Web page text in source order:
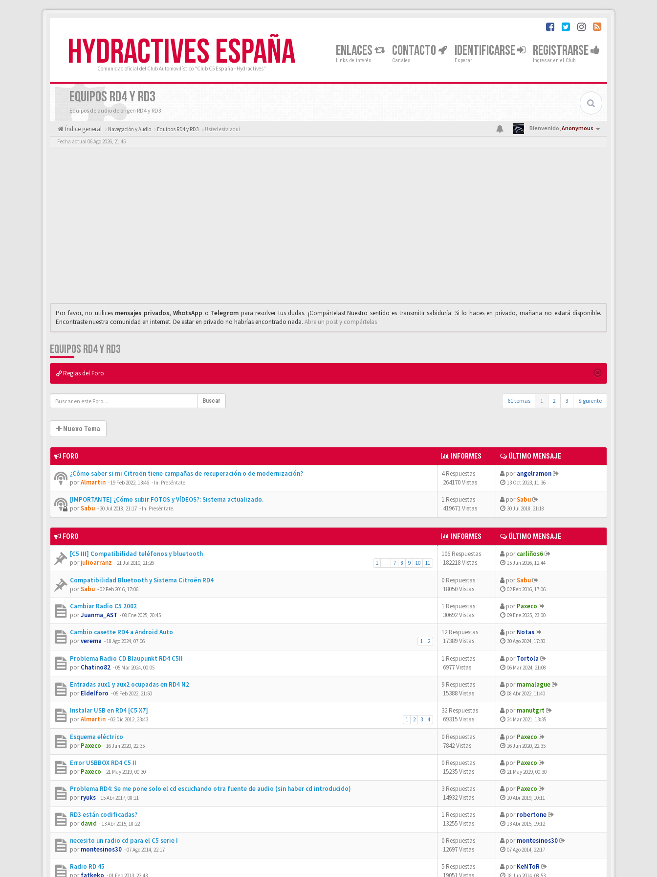
HYDRACTIVES ESPAÑA
Comunidad oficial del Club Automovilístico "Club C5 España - Hydractives"
ENLACES
Links de interés
CONTACTO
Canales
IDENTIFICARSE
Esperar
REGISTRARSE
Ingresar en el Club
EQUIPOS RD4 Y RD3
Equipos de audio de origen RD4 y RD3
Índice general Navegación y Audio Equipos RD4 y RD3 « Usted esta aquí Bienvenido,Anonymous
Fecha actual 06 Ago 2026, 21:45
Por favor, no utilices mensajes privados,WhαtsApp o Telegrαm para resolver tus dudas. ¡Compártelas! Nuestro sentido es transmitir sabiduría. Si lo haces en privado, mañana no estará disponible.
Encontraste nuestra comunidad en internet. De estar en privado no habrías encontrado nada. Abre un post y compártelas
EQUIPOS RD4 Y RD3
Reglas del Foro
Buscar 61 temas 1 2 3 Siguiente
Nuevo Tema
FORO INFORMES ÚLTIMO MENSAJE
¿Cómo saber si mi Citroën tiene campañas de recuperación o de modernización?
porAlmartin -19 Feb 2022, 13:46 - In: Preséntate.
4 Respuestas
264170 Vistas
porangelramon
13 Oct 2023, 11:36
[IMPORTANTE] ¿Cómo subir FOTOS y VÍDEOS?: Sistema actualizado.
porSabu - 30 Jul 2018, 21:17 - In: Preséntate.
1 Respuestas
419671 Vistas
porSabu
30 Jul 2018, 21:18
FORO INFORMES ÚLTIMO MENSAJE
[C5 III] Compatibilidad teléfonos y bluetooth
1 … 7 8 9 10 11
porjulioarranz -21 Jul 2010, 21:26
106 Respuestas
182218 Vistas
porcarliños6
15 Jun 2016, 12:44
Compatibilidad Bluetooth y Sistema Citroën RD4
porSabu -02 Feb 2016, 17:06
0 Respuestas
18050 Vistas
porSabu
02 Feb 2016, 17:06
Cambiar Radio C5 2002
porJuanma_AST -08 Ene 2025, 20:45
1 Respuestas
30692 Vistas
porPaxeco
09 Ene 2025, 23:00
Cambio casette RD4 a Android Auto
1 2
porverema -18 Ago 2024, 07:06
12 Respuestas
17389 Vistas
porNotas
30 Ago 2024, 17:30
Problema Radio CD Blaupunkt RD4 C5II
porChatino82 -05 Mar 2024, 00:05
1 Respuestas
6977 Vistas
porTortola
06 Mar 2024, 21:08
Entradas aux1 y aux2 ocupadas en RD4 N2
porEldelforo -05 Feb 2022, 21:50
9 Respuestas
15388 Vistas
pormamalague
08 Abr 2022, 11:40
Instalar USB en RD4 [C5 X7]
1 2 3 4
porAlmartin -02 Dic 2012, 23:43
32 Respuestas
69315 Vistas
pormanutgrt
24 Mar 2021, 13:35
Esquema eléctrico
porPaxeco -16 Jun 2020, 22:35
0 Respuestas
7842 Vistas
porPaxeco
16 Jun 2020, 22:35
Error USBBOX RD4 C5 II
porPaxeco -21 May 2019, 00:30
0 Respuestas
15235 Vistas
porPaxeco
21 May 2019, 00:30
Problema RD4: Se me pone solo el cd escuchando otra fuente de audio (sin haber cd introducido)
porryuks -15 Abr 2017, 08:11
3 Respuestas
14932 Vistas
porPaxeco
10 Abr 2019, 10:11
RD3 están codificadas?
pordavid -13 Abr 2015, 18:22
1 Respuestas
13255 Vistas
porrobertone
13 Abr 2015, 19:12
necesito un radio cd para el C5 serie I
pormontesinos30 -07 Ago 2014, 22:17
0 Respuestas
12697 Vistas
pormontesinos30
07 Ago 2014, 22:17
Radio RD 45
porfatkeko -01 Feb 2013, 23:43
5 Respuestas
19051 Vistas
porKeNToR
18 Jun 2014, 08:53